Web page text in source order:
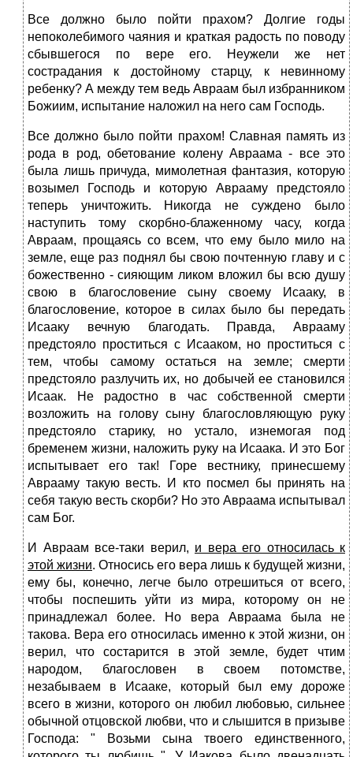
Все должно было пойти прахом? Долгие годы
непоколебимого чаяния и краткая радость по поводу
сбывшегося по вере его. Неужели же нет
сострадания к достойному старцу, к невинному
ребенку? А между тем ведь Авраам был избранником
Божиим, испытание наложил на него сам Господь.
Все должно было пойти прахом! Славная память из
рода в род, обетование колену Авраама - все это
была лишь причуда, мимолетная фантазия, которую
возымел Господь и которую Аврааму предстояло
теперь уничтожить. Никогда не суждено было
наступить тому скорбно-блаженному часу, когда
Авраам, прощаясь со всем, что ему было мило на
земле, еще раз поднял бы свою почтенную главу и с
божественно - сияющим ликом вложил бы всю душу
свою в благословение сыну своему Исааку, в
благословение, которое в силах было бы передать
Исааку вечную благодать. Правда, Аврааму
предстояло проститься с Исааком, но проститься с
тем, чтобы самому остаться на земле; смерти
предстояло разлучить их, но добычей ее становился
Исаак. Не радостно в час собственной смерти
возложить на голову сыну благословляющую руку
предстояло старику, но устало, изнемогая под
бременем жизни, наложить руку на Исаака. И это Бог
испытывает его так! Горе вестнику, принесшему
Аврааму такую весть. И кто посмел бы принять на
себя такую весть скорби? Но это Авраама испытывал
сам Бог.
И Авраам все-таки верил, и вера его относилась к
этой жизни. Относись его вера лишь к будущей жизни,
ему бы, конечно, легче было отрешиться от всего,
чтобы поспешить уйти из мира, которому он не
принадлежал более. Но вера Авраама была не
такова. Вера его относилась именно к этой жизни, он
верил, что состарится в этой земле, будет чтим
народом, благословен в своем потомстве,
незабываем в Исааке, который был ему дороже
всего в жизни, которого он любил любовью, сильнее
обычной отцовской любви, что и слышится в призыве
Господа: " Возьми сына твоего единственного,